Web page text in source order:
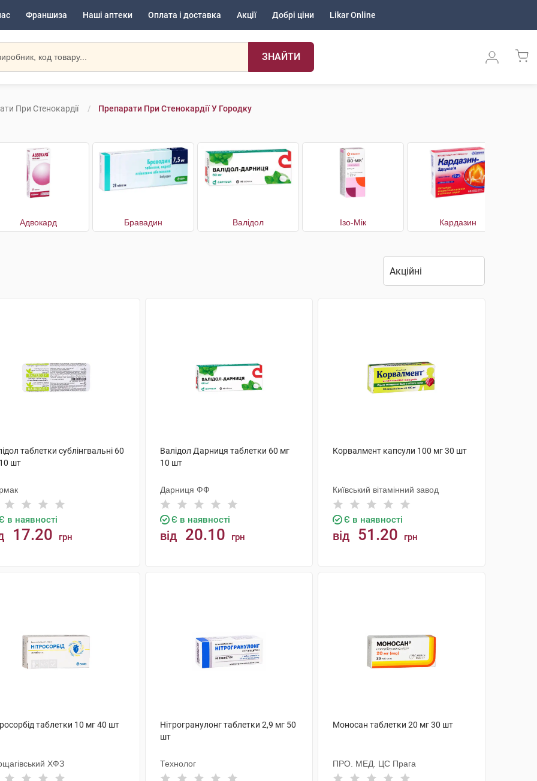
Франшиза Наші аптеки Оплата і доставка Акції Добрі ціни Likar Online
ЗНАЙТИ
При Стенокардії Препарати При Стенокардії У Городку
Адвокард Бравадин Валідол Ізо-Мік Кардазин
таблетки сублінгвальні 60
шт
в наявності
17.20 грн
Валідол Дарниця таблетки 60 мг
10 шт
Дарниця ФФ
Є в наявності
від 20.10 грн
Корвалмент капсули 100 мг 30 шт
Київський вітамінний завод
Є в наявності
від 51.20 грн
таблетки 10 мг 40 шт
ХФЗ
Нітрогранулонг таблетки 2,9 мг 50
шт
Технолог
Моносан таблетки 20 мг 30 шт
ПРО. МЕД. ЦС Прага